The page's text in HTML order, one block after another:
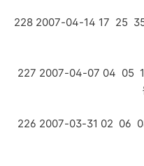
228 2007-04-14 17 25
227 2007-04-07 04 05
226 2007-03-31 02 06